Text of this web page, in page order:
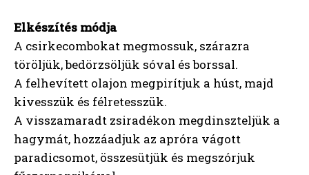
Elkészítés módja
A csirkecombokat megmossuk, szárazra
töröljük, bedörzsöljük sóval és borssal.
A felhevített olajon megpirítjuk a húst, majd
kivesszük és félretesszük.
A visszamaradt zsiradékon megdinszteljük a
hagymát, hozzáadjuk az apróra vágott
paradicsomot, összesütjük és megszórjuk